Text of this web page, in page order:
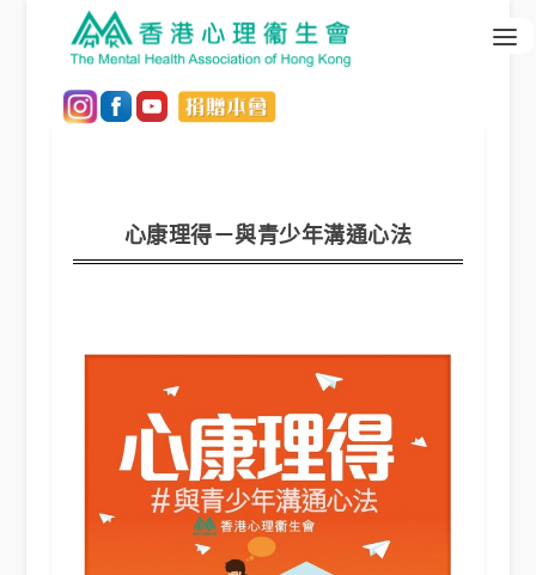
心康理得－與青少年溝通心法